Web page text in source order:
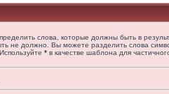
слова, которые должны быть в
не должно. Вы можете разделить слова
* в качестве шаблона для